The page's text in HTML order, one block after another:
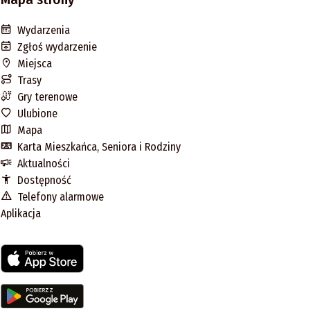
Wydarzenia
Zgłoś wydarzenie
Miejsca
Trasy
Gry terenowe
Ulubione
Mapa
Karta Mieszkańca, Seniora i Rodziny
Aktualności
Dostępność
Telefony alarmowe
Aplikacja